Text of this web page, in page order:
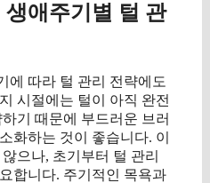
애주기별 털 관
에 따라 털 관리 전략에도
시절에는 털이 아직 완전
기 때문에 부드러운 브러
화하는 것이 좋습니다. 이
으나, 초기부터 털 관리
합니다. 주기적인 목욕과